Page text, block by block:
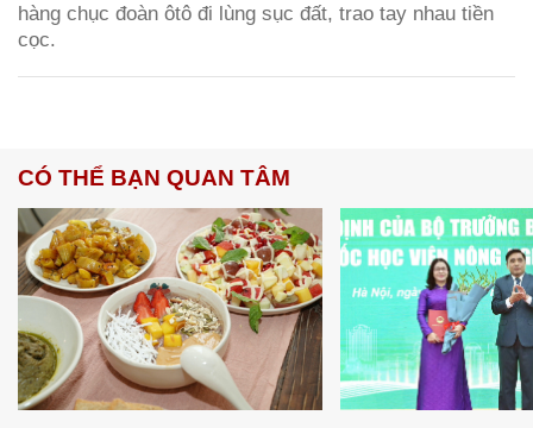
hàng chục đoàn ôtô đi lùng sục đất, trao tay nhau tiền
cọc.
CÓ THỂ BẠN QUAN TÂM